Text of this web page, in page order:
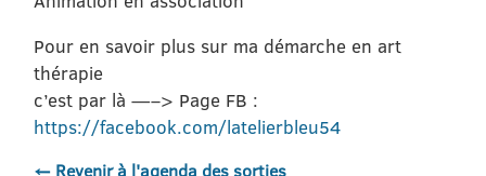
Pour en savoir plus sur ma démarche en art
thérapie
c’est par là —–> Page FB :
https://facebook.com/latelierbleu54
← Revenir à l'agenda des sorties